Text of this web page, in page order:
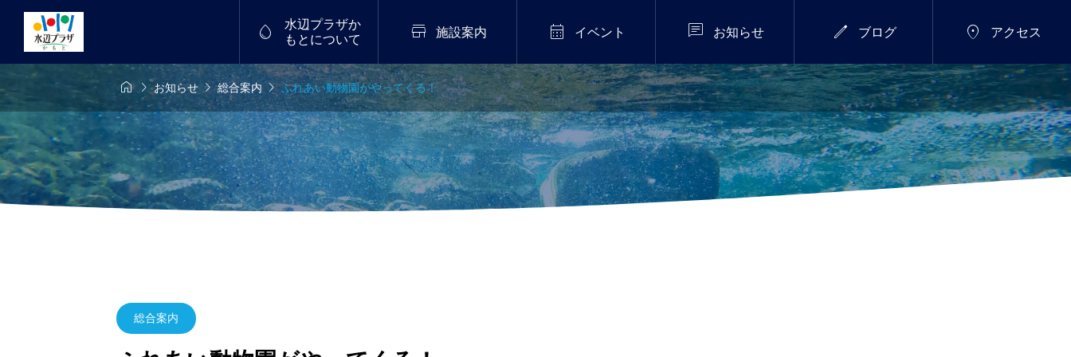

水辺プラザか
もとについて
 施設案内  イベント  お知らせ  ブログ  アクセス
7月26日
渡会を開催し
7/18(土)～19(日)
フリーマーケット
2026年7月20日
伝統芸能「猿まわし公
演」開催！
7/18(土)～26(日)
サマーウィーク開催し
ます！
 
物産館
福たまご販売中！
2026.01.02
総合
新年のご挨拶
2026.01.01
 
お知らせ総合案内ふれあい動物園がやってくる！
総合案内